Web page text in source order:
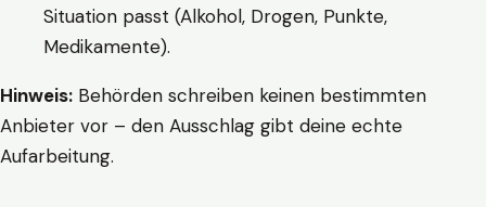
Situation passt (Alkohol, Drogen, Punkte,
Medikamente).
Hinweis: Behörden schreiben keinen bestimmten
Anbieter vor – den Ausschlag gibt deine echte
Aufarbeitung.